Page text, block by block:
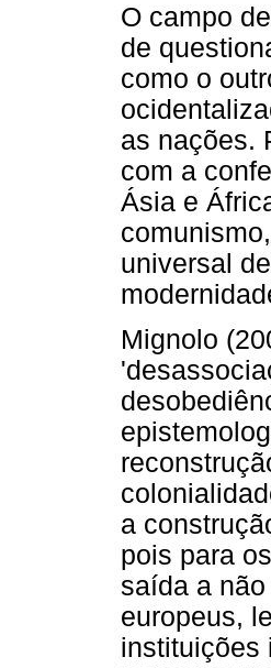
O campo
de
como o
as nações.
com a
Ásia e
universal
Mignolo
a
pois para
saída a
europeus,
instituições